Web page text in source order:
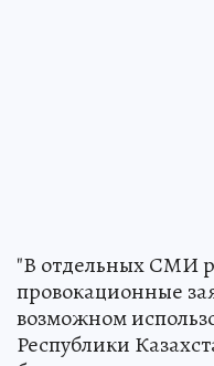
"В отдельных СМИ
провокационные
возможном
Республики